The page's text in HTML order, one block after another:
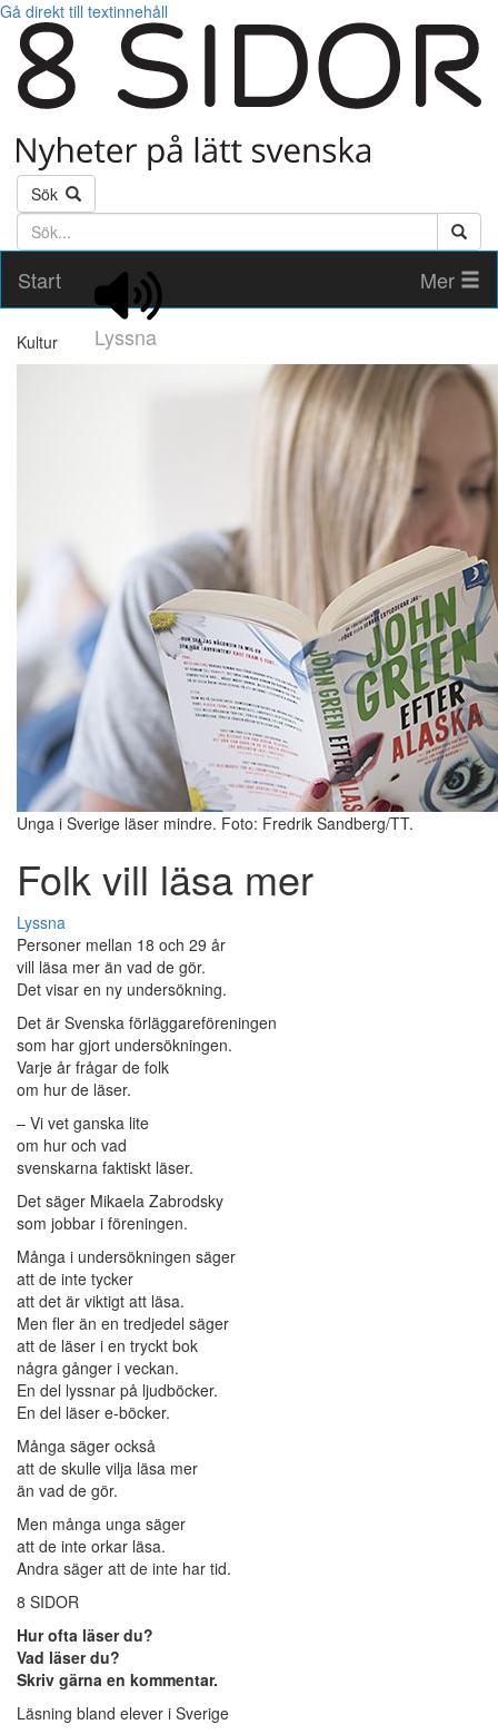
Gå direkt till textinnehåll
Sök
Söktext
Start
Lyssna
Mer
Kultur
Unga i Sverige läser mindre. Foto: Fredrik Sandberg/TT.
Folk vill läsa mer
Lyssna
Personer mellan 18 och 29 år
vill läsa mer än vad de gör.
Det visar en ny undersökning.
Det är Svenska förläggareföreningen
som har gjort undersökningen.
Varje år frågar de folk
om hur de läser.
– Vi vet ganska lite
om hur och vad
svenskarna faktiskt läser.
Det säger Mikaela Zabrodsky
som jobbar i föreningen.
Många i undersökningen säger
att de inte tycker
att det är viktigt att läsa.
Men fler än en tredjedel säger
att de läser i en tryckt bok
några gånger i veckan.
En del lyssnar på ljudböcker.
En del läser e-böcker.
Många säger också
att de skulle vilja läsa mer
än vad de gör.
Men många unga säger
att de inte orkar läsa.
Andra säger att de inte har tid.
8 SIDOR
Hur ofta läser du?
Vad läser du?
Skriv gärna en kommentar.
Läsning bland elever i Sverige